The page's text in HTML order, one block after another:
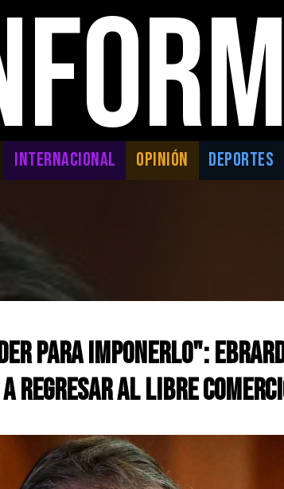
INTERNACIONAL OPINIÓN DEPORTES
para imponerlo":
a regresar al libre